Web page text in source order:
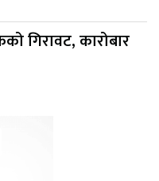
गिरावट, कारोबार